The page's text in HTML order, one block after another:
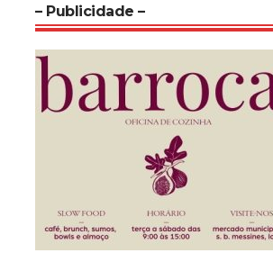
– Publicidade –